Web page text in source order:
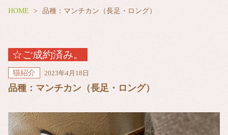
HOME 品種：マンチカン（長足・ロング）
☆ご成約済み。
猫紹介 2023年4月18日
品種：マンチカン（長足・ロング）